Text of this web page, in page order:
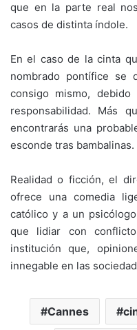
que en la parte real
casos de distinta índole.
En el caso de la cinta
nombrado pontífice se
consigo mismo,
responsabilidad. Más
encontrarás una
esconde tras bambalinas.
Realidad o ficción, el
ofrece una comedia
católico y a un
que lidiar con
institución que,
innegable en las
Cannes